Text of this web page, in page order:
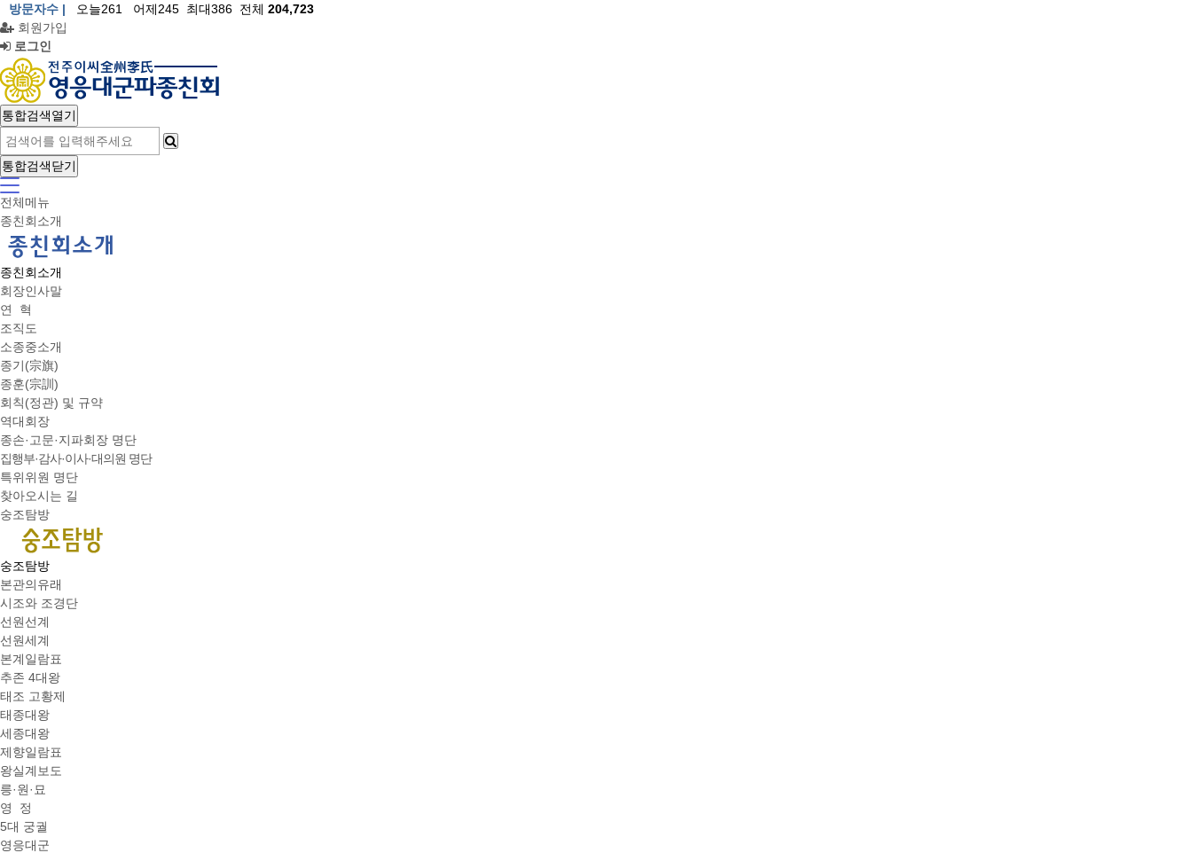
방문자수 | 오늘261 어제245 최대386 전체 204,723
회원가입
로그인
통합검색열기
통합검색닫기
전체메뉴
상
단
뉴
종친회소개
종친회소개
회장인사말
연 혁
조직도
소종중소개
종기(宗旗)
종훈(宗訓)
회칙(정관) 및 규약
역대회장
종손·고문·지파회장 명단
집행부·감사·이사·대의원 명단
특위위원 명단
찾아오시는 길
숭조탐방
숭조탐방
본관의유래
시조와 조경단
선원선계
선원세계
본계일람표
추존 4대왕
태조 고황제
태종대왕
세종대왕
제향일람표
왕실계보도
릉·원·묘
영 정
5대 궁궐
영응대군